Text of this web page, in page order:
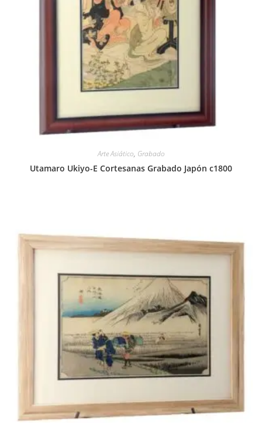
Arte Asiático, Grabado
Utamaro Ukiyo-E Cortesanas Grabado Japón c1800